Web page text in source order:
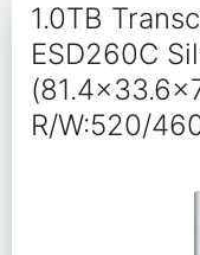
1.0TB
ESD260C
R/W:520/